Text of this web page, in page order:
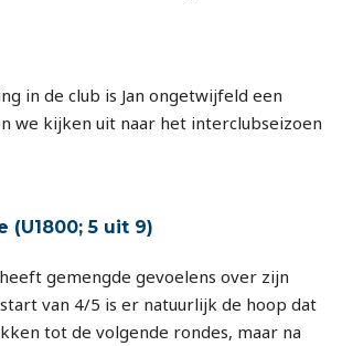
in de club is Jan ongetwijfeld een
we kijken uit naar het interclubseizoen
(U1800; 5 uit 9)
gemengde gevoelens over zijn
van 4/5 is er natuurlijk de hoop dat
tot de volgende rondes, maar na